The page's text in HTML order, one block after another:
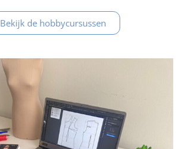
Bekijk de hobbycursussen